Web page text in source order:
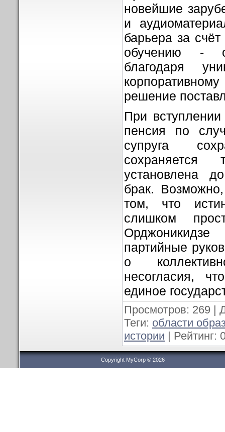
новейшие
и
барьера за
обучению -
благодаря
решение
При
пенсия по
супруга
установлена
брак.
том, что
слишком
партийные
о
несогласия,
единое
Просмотров: 269 |
Теги: области
истории | Рейтинг:
Copyright MyCorp © 2026